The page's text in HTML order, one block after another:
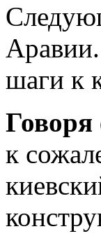
шаги к
Говоря
к